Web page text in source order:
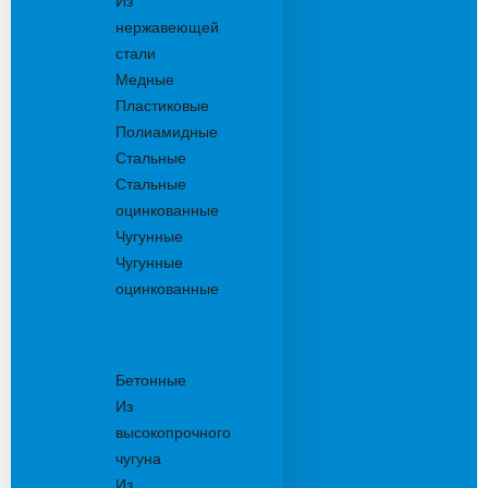
нержавеющей
стали
Медные
Пластиковые
Полиамидные
Стальные
Стальные
оцинкованные
Чугунные
Чугунные
оцинкованные
Бетонные
Из
высокопрочного
чугуна